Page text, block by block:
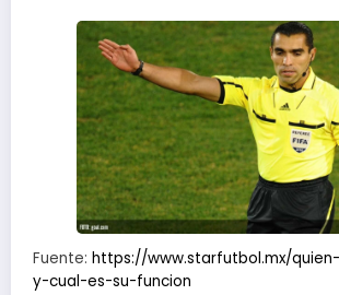
Fuente: https://www.starfutbol.mx/
y-cual-es-su-funcion